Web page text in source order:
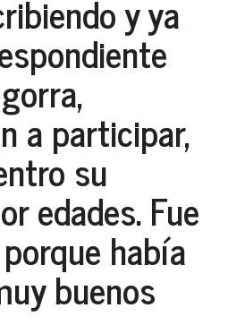
y ya
a participar,
su
edades. Fue
había
buenos